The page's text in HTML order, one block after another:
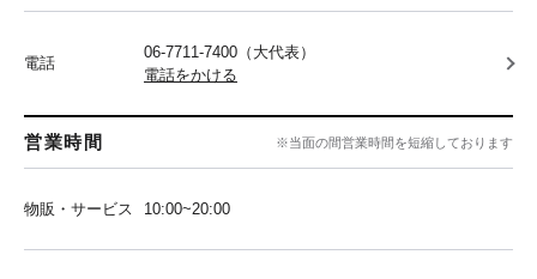
電話
06-7711-7400（大代表）
電話をかける
営業時間 ※当面の間営業時間を短縮しております
物販・サービス 10:00~20:00